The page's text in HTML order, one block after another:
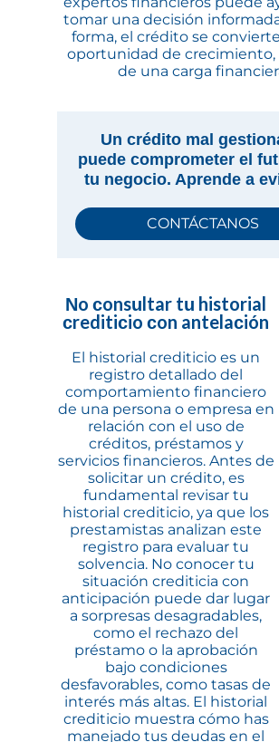
tomar una decisión
forma, el crédito se
oportunidad de crecimiento,
de una carga
Un crédito mal
puede comprometer el
tu negocio. Aprende a
CONTÁCTANOS
No consultar tu historial
crediticio con antelación
El historial crediticio es un
registro detallado del
comportamiento financiero
de una persona o empresa en
relación con el uso de
créditos, préstamos y
servicios financieros. Antes de
solicitar un crédito, es
fundamental revisar tu
historial crediticio, ya que los
prestamistas analizan este
registro para evaluar tu
solvencia. No conocer tu
situación crediticia con
anticipación puede dar lugar
a sorpresas desagradables,
como el rechazo del
préstamo o la aprobación
bajo condiciones
desfavorables, como tasas de
interés más altas. El historial
crediticio muestra cómo has
manejado tus deudas en el